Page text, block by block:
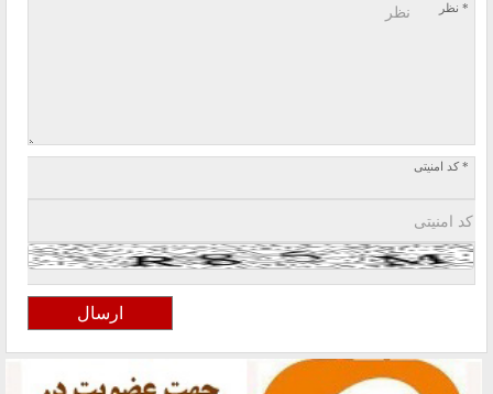
* نظر
* کد امنیتی